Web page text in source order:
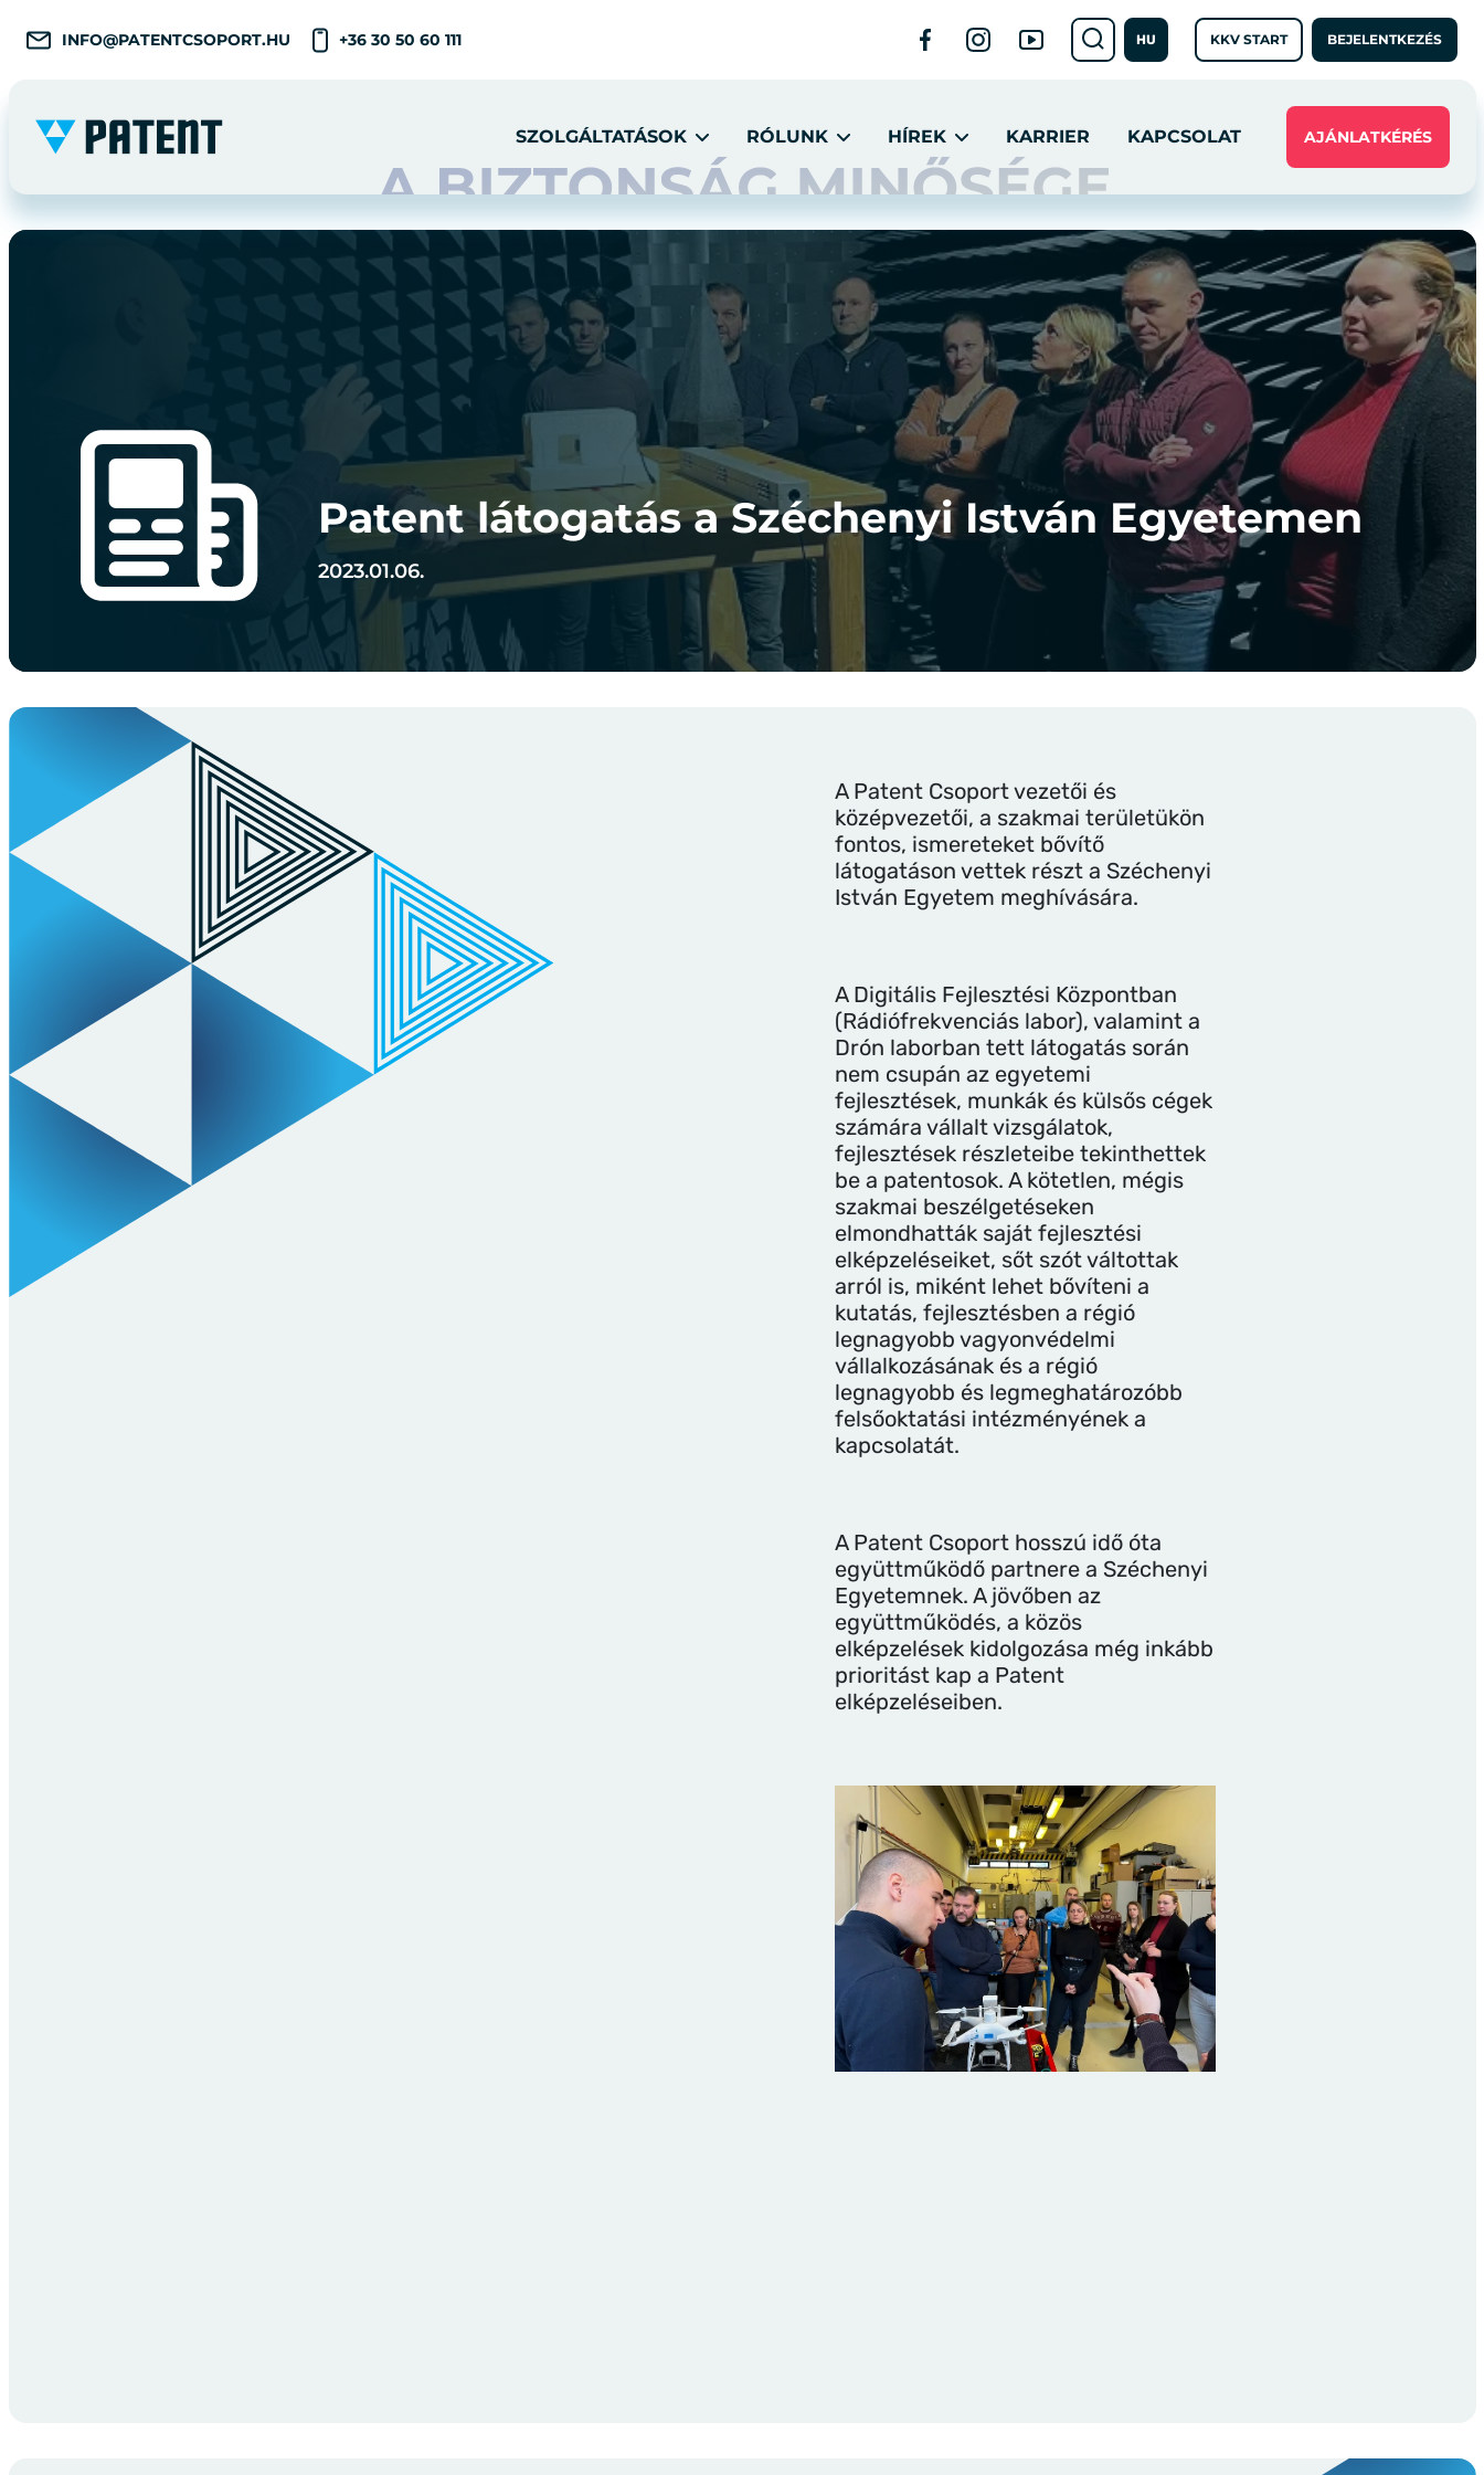
INFO@PATENTCSOPORT.HU +36 30 50 60 111 HU KKV START BEJELENTKEZÉS
SZOLGÁLTATÁSOK RÓLUNK HÍREK KARRIER KAPCSOLAT AJÁNLATKÉRÉS
Patent látogatás a Széchenyi István Egyetemen
2023.01.06.
A Patent Csoport vezetői és
középvezetői, a szakmai területükön
fontos, ismereteket bővítő
látogatáson vettek részt a Széchenyi
István Egyetem meghívására.
A Digitális Fejlesztési Központban
(Rádiófrekvenciás labor), valamint a
Drón laborban tett látogatás során
nem csupán az egyetemi
fejlesztések, munkák és külsős cégek
számára vállalt vizsgálatok,
fejlesztések részleteibe tekinthettek
be a patentosok. A kötetlen, mégis
szakmai beszélgetéseken
elmondhatták saját fejlesztési
elképzeléseiket, sőt szót váltottak
arról is, miként lehet bővíteni a
kutatás, fejlesztésben a régió
legnagyobb vagyonvédelmi
vállalkozásának és a régió
legnagyobb és legmeghatározóbb
felsőoktatási intézményének a
kapcsolatát.
A Patent Csoport hosszú idő óta
együttműködő partnere a Széchenyi
Egyetemnek. A jövőben az
együttműködés, a közös
elképzelések kidolgozása még inkább
prioritást kap a Patent
elképzeléseiben.